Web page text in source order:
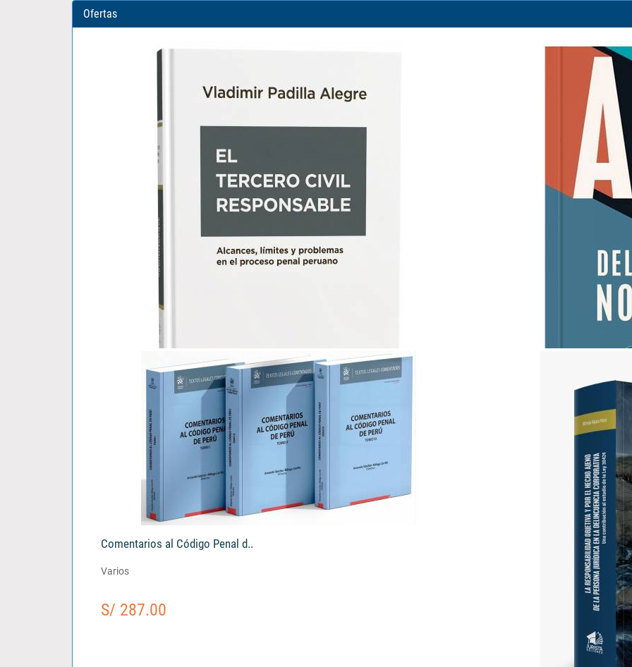
Ofertas
El Tercero Civil Responsable..
Vladimir Katherniak Padilla Alegre
S/ 103.00
ABC del Derecho Notarial..
Comentarios al Código Penal d..
Varios
S/ 287.00